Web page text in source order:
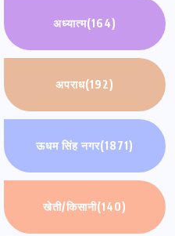
अध्यात्म(164)
अपराध(192)
ऊधम सिंह नगर(1871)
खेती/किसानी(140)